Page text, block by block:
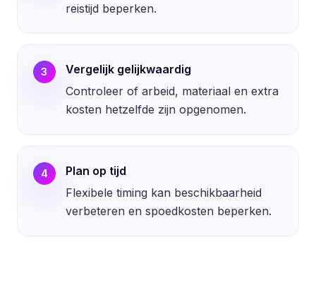
reistijd beperken.
3
Vergelijk gelijkwaardig
Controleer of arbeid, materiaal en extra
kosten hetzelfde zijn opgenomen.
4
Plan op tijd
Flexibele timing kan beschikbaarheid
verbeteren en spoedkosten beperken.